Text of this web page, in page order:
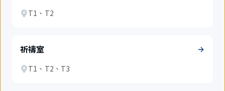
T1、T2
祈禱室
T1、T2、T3